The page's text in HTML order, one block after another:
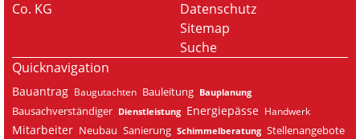
Datenschutz
Sitemap
Suche
Quicknavigation
Bauantrag Baugutachten Bauleitung Bauplanung
Bausachverständiger Dienstleistung Energiepässe Handwerk
Mitarbeiter Neubau Sanierung Schimmelberatung Stellenangebote